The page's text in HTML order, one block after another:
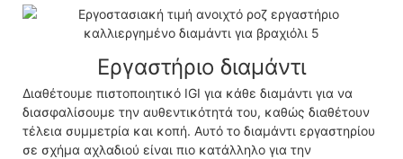
Εργαστήριο διαμάντι
Διαθέτουμε πιστοποιητικό IGI για κάθε διαμάντι για να
διασφαλίσουμε την αυθεντικότητά του, καθώς διαθέτουν
τέλεια συμμετρία και κοπή. Αυτό το διαμάντι εργαστηρίου
σε σχήμα αχλαδιού είναι πιο κατάλληλο για την